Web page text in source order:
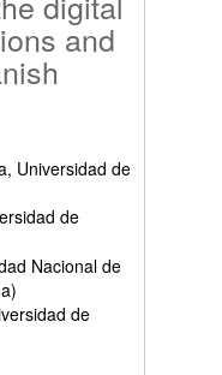
and
Universidad de
de
Nacional de
de